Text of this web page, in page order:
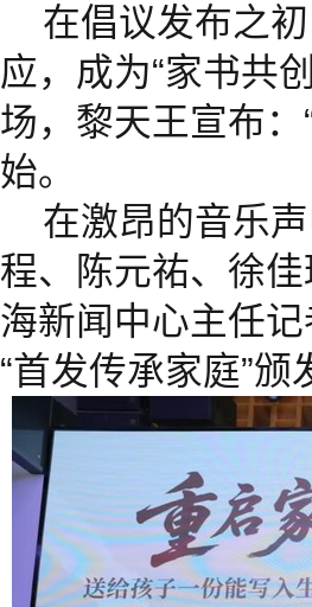
在倡议发布之
应，成为“家书共
场，黎天王宣布
始。
在激昂的音乐
程、陈元祐、徐
海新闻中心主任
“首发传承家庭”颁